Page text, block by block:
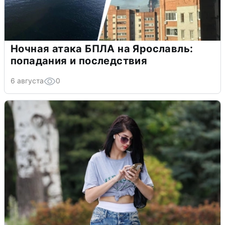
Ночная атака БПЛА на Ярославль:
попадания и последствия
6 августа 0